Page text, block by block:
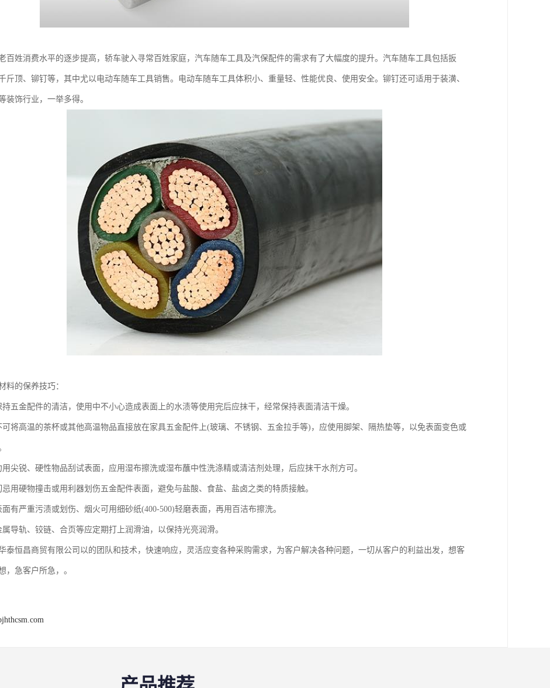
百姓消费水平的逐步提高，轿车驶入寻常百姓家庭，汽车随车工具及汽保配件的需求有了大幅度的提升。汽车随车工具包括扳
斤顶、铆钉等，其中尤以电动车随车工具销售。电动车随车工具体积小、重量轻、性能优良、使用安全。铆钉还可适用于装潢、
装饰行业，一举多得。
料的保养技巧：
持五金配件的清洁，使用中不小心造成表面上的水渍等使用完后应抹干，经常保持表面清洁干燥。
可将高温的茶杯或其他高温物品直接放在家具五金配件上(玻璃、不锈钢、五金拉手等)，应使用脚架、隔热垫等，以免表面变色或
用尖锐、硬性物品刮试表面，应用湿布擦洗或湿布蘸中性洗涤精或清洁剂处理，后应抹干水剂方可。
忌用硬物撞击或用利器划伤五金配件表面，避免与盐酸、食盐、盐卤之类的特质接触。
面有严重污渍或划伤、烟火可用细砂纸(400-500)轻磨表面，再用百洁布擦洗。
属导轨、铰链、合页等应定期打上润滑油，以保持光亮润滑。
泰恒昌商贸有限公司以的团队和技术，快速响应，灵活应变各种采购需求，为客户解决各种问题，一切从客户的利益出发，想客
，急客户所急，。